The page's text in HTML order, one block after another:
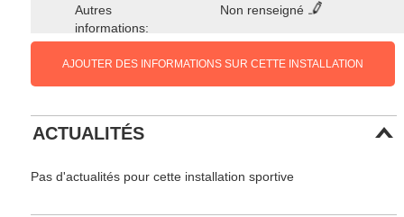
Autres
informations:
Non renseigné
AJOUTER DES INFORMATIONS SUR CETTE INSTALLATION
ACTUALITÉS
Pas d'actualités pour cette installation sportive